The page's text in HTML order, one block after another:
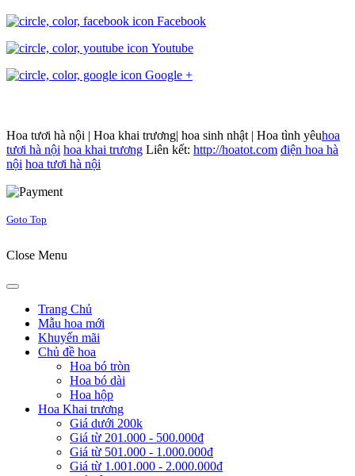
Facebook
Youtube
Google +
Hoa tươi hà nội | Hoa khai trương| hoa sinh nhật | Hoa tình yêuhoa
tươi hà nội hoa khai trương Liên kết: http://hoatot.com điện hoa hà
nội hoa tươi hà nội
Goto Top
Close Menu
Trang Chủ
Mẫu hoa mới
Khuyến mãi
Chủ đề hoa
Hoa bó tròn
Hoa bó dài
Hoa hộp
Hoa Khai trương
Giá dưới 200k
Giá từ 201.000 - 500.000đ
Giá từ 501.000 - 1.000.000đ
Giá từ 1.001.000 - 2.000.000đ